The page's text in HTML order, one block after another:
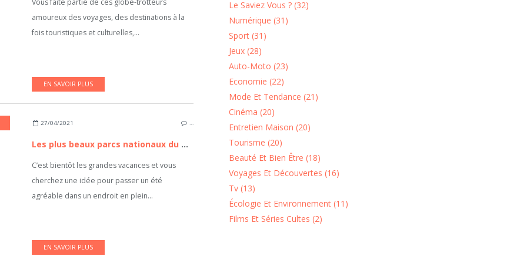
Vous faite partie de ces globe-trotteurs
amoureux des voyages, des destinations à la
fois touristiques et culturelles,...
EN SAVOIR PLUS
27/04/2021 …
Les plus beaux parcs nationaux du monde
C’est bientôt les grandes vacances et vous
cherchez une idée pour passer un été
agréable dans un endroit en plein...
EN SAVOIR PLUS
Le Saviez Vous ? (32)
Numérique (31)
Sport (31)
Jeux (28)
Auto-Moto (23)
Economie (22)
Mode Et Tendance (21)
Cinéma (20)
Entretien Maison (20)
Tourisme (20)
Beauté Et Bien Être (18)
Voyages Et Découvertes (16)
Tv (13)
Écologie Et Environnement (11)
Films Et Séries Cultes (2)